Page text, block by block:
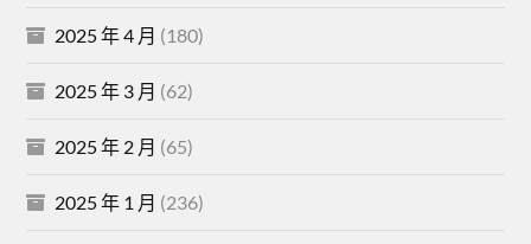
2025 年 4 月 (180)
2025 年 3 月 (62)
2025 年 2 月 (65)
2025 年 1 月 (236)